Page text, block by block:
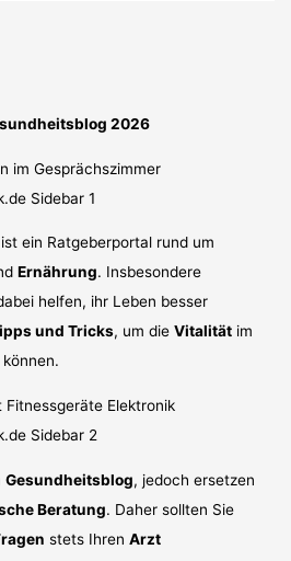
2026
ist ein Ratgeberportal rund um
Ernährung. Insbesondere
helfen, ihr Leben besser
und Tricks, um dieVitalität im
können.
Gesundheitsblog, jedoch ersetzen
Beratung. Daher sollten Sie
stets IhrenArzt